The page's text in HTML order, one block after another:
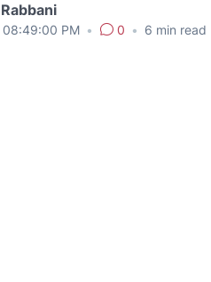
08:49:00 PM • 0 • 6 min read